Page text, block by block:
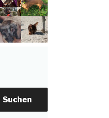
Suchen